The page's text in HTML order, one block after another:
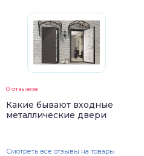
0 отзывов
Какие бывают входные
металлические двери
Смотреть все отзывы на товары